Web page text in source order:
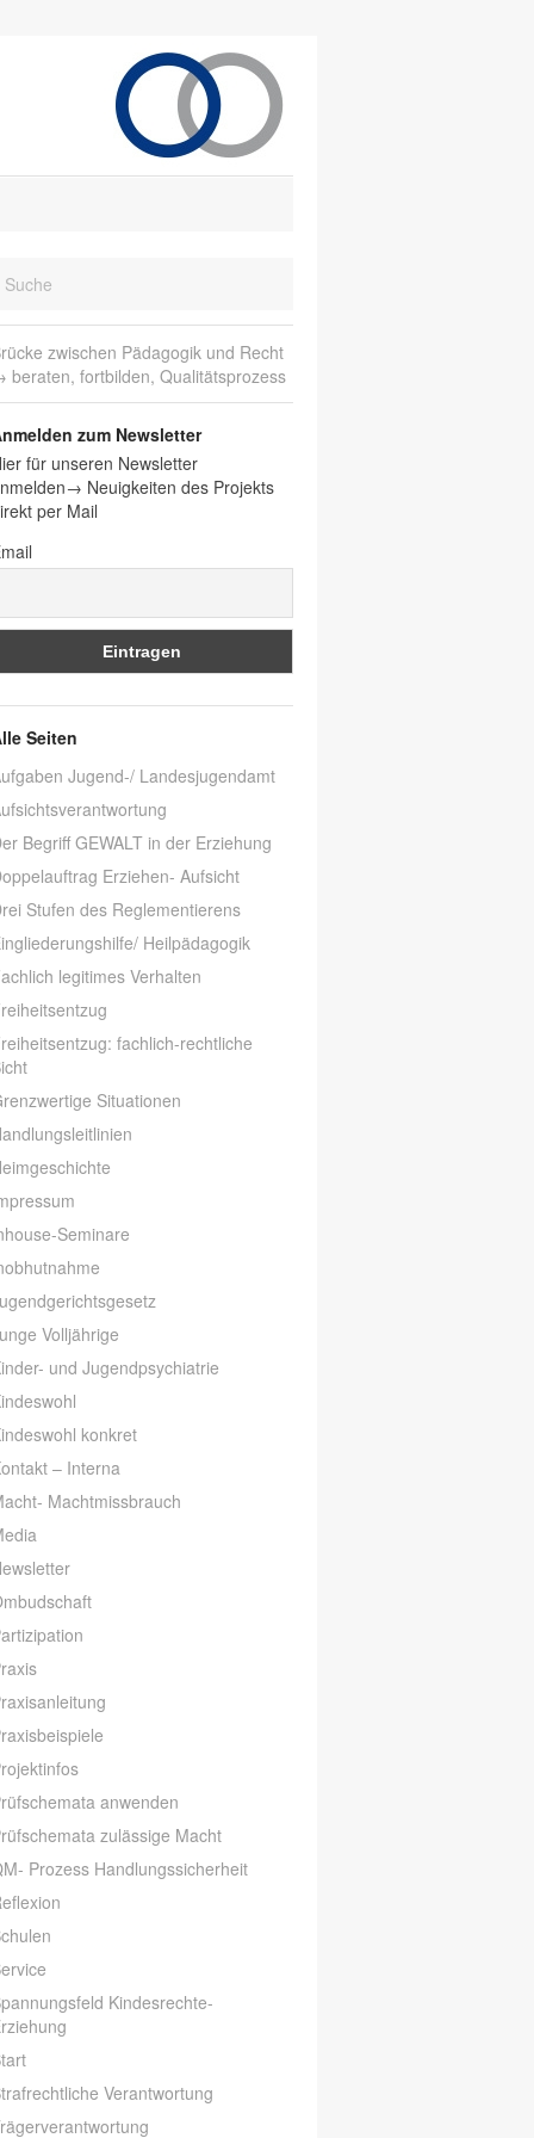
zwischen Pädagogik und Recht
beraten, fortbilden, Qualitätsprozess
zum Newsletter
für unseren Newsletter
Neuigkeiten des Projekts
per Mail
Seiten
Jugend-/ Landesjugendamt
Begriff GEWALT in der Erziehung
Erziehen- Aufsicht
Stufen des Reglementierens
Heilpädagogik
legitimes Verhalten
fachlich-rechtliche
Situationen
Seminare
Volljährige
und Jugendpsychiatrie
konkret
– Interna
Machtmissbrauch
anwenden
zulässige Macht
Prozess Handlungssicherheit
Kindesrechte-
Verantwortung